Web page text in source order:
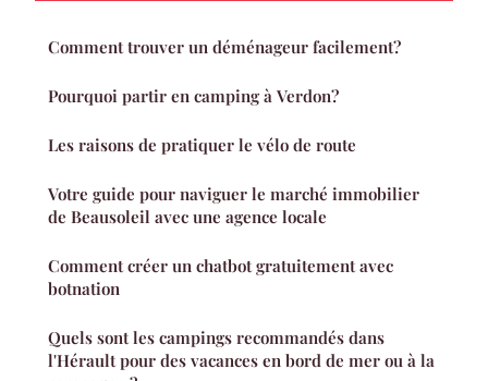
Comment trouver un déménageur facilement?
Pourquoi partir en camping à Verdon?
Les raisons de pratiquer le vélo de route
Votre guide pour naviguer le marché immobilier
de Beausoleil avec une agence locale
Comment créer un chatbot gratuitement avec
botnation
Quels sont les campings recommandés dans
l'Hérault pour des vacances en bord de mer ou à la